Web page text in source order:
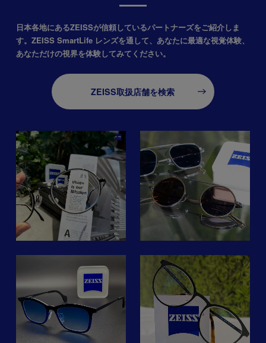
トップページ
ZEISS PEOPLEとは
記事一覧
EYEWEAR STORES
ZEISS PERSPECTIVES
日本各地にあるZEISSが信頼しているパートナーズをご紹介しま
す。 ZEISS SmartLife レンズを通して、あなたに最適な視覚体験、
あなただけの視界を体験してみてください。
ZEISS取扱店舗を検索
kamemannen_kagurazaka
#カメマンネン神楽坂 x
#ZEISS
ツァイスのスマートライフ
調光レンズ。綺麗で思わず
目を奪われてしまいます。
(調光レンズは、紫外線に
反応して色が変わるレンズ
です。屋内では透明で、屋
外に出ると暗くなりサング
ラスのように日差しを遮り
ます。)
zeissvisioncenterginza
☆フレーム紹介☆
お客様完成フレームのご紹
介です！